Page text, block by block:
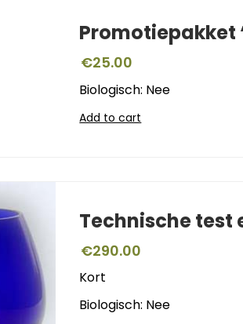
Promotiepakket
€25.00
Biologisch: Nee
Add to cart
Technische test
€290.00
Kort
Biologisch: Nee